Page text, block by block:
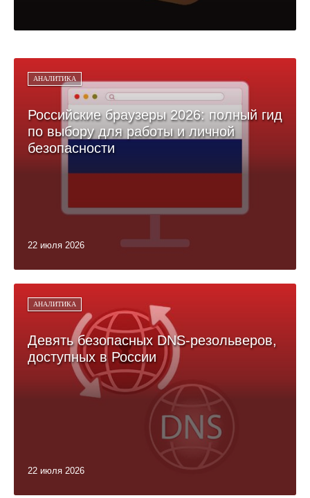
АНАЛИТИКА
Российские браузеры 2026: полный гид
по выбору для работы и личной
безопасности
22 июля 2026
АНАЛИТИКА
Девять безопасных DNS-резольверов,
доступных в России
22 июля 2026